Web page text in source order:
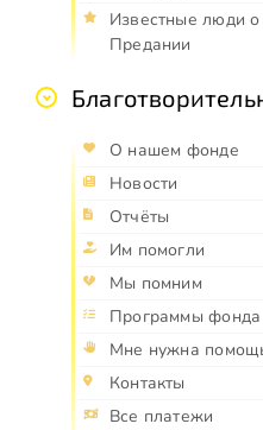
Известные люди о
Предании
О нашем фонде
Новости
Отчёты
Им помогли
Мы помним
Программы фонда
Мне нужна
Контакты
Все платежи